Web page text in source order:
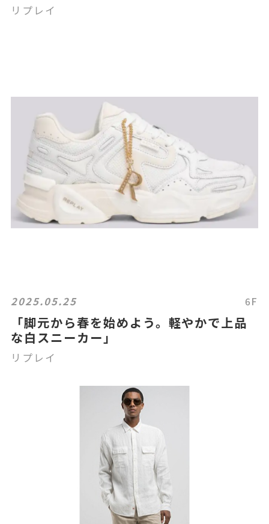
リプレイ
2025.05.25 6F
「脚元から春を始めよう。軽やかで上品
な白スニーカー」
リプレイ